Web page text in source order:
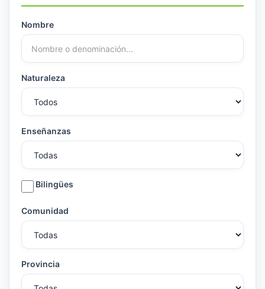
Nombre
Naturaleza
Enseñanzas
Bilingües
Comunidad
Provincia